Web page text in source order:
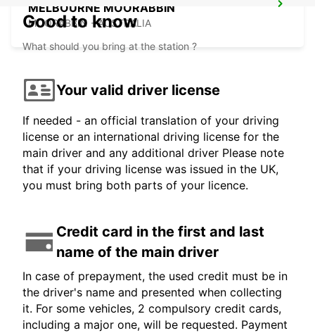
MELBOURNE MOORABBIN
MOORABBIN - AUSTRALIA
Good to know
What should you bring at the station ?
Your valid driver license
If needed - an official translation of your driving
license or an international driving license for the
main driver and any additional driver Please note
that if your driving license was issued in the UK,
you must bring both parts of your licence.
Credit card in the first and last
name of the main driver
In case of prepayment, the used credit must be in
the driver's name and presented when collecting
it. For some vehicles, 2 compulsory credit cards,
including a major one, will be requested. Payment